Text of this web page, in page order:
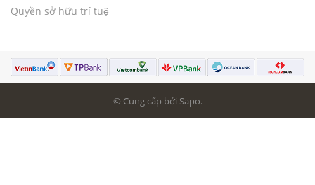
Quyền sở hữu trí tuệ
© Cung cấp bởi Sapo.